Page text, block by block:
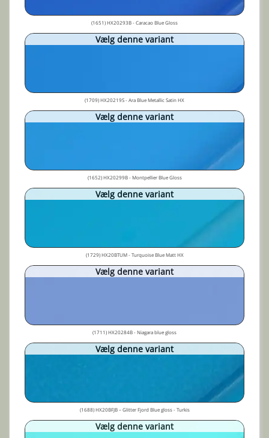
(1651) HX20293B - Caracao Blue Gloss
Vælg denne variant
(1709) HX20219S - Ara Blue Metallic Satin HX
Vælg denne variant
(1652) HX20299B - Montpellier Blue Gloss
Vælg denne variant
(1729) HX20BTUM - Turquoise Blue Matt HX
Vælg denne variant
(1711) HX20284B - Niagara blue gloss
Vælg denne variant
(1688) HX20BFJB – Glitter Fjord Blue gloss - Turkis
Vælg denne variant